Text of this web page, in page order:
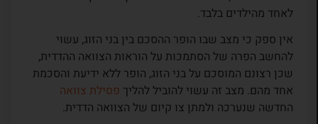
לאחד מהילדים בלבד.
אין ספק כי מצב שבו הופר ההסכם בין בני הזוג, עשוי
להחשב הפרה של הסתמכות על הוראות הצוואה ההדדית,
שכן רצונם המוסכם על בני הזוג, הופר ללא ידיעת והסכמת
אחד מהם. מצב זה עשוי להוביל להליך פסילת צוואה
החדשה שנערכה ולמתן צו קיום של הצוואה הדדית.